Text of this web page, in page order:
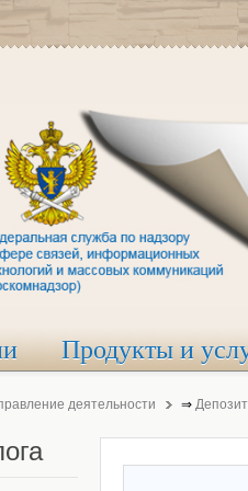
Продукты и
деятельности ⇒